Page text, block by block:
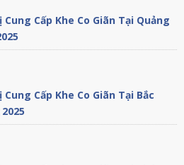
Cung Cấp Khe Co Giãn Tại Quảng
Cung Cấp Khe Co Giãn Tại Bắc